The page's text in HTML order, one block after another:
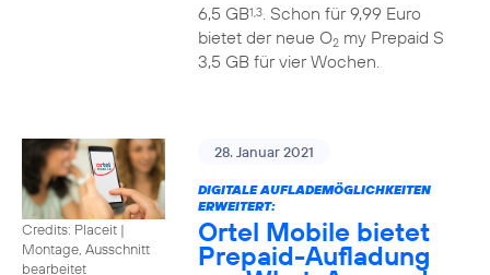
6,5 GB1,3. Schon für 9,99 Euro
bietet der neue O2my Prepaid S
3,5 GB für vier Wochen.
Credits: Placeit |
Montage, Ausschnitt
bearbeitet
28. Januar 2021
DIGITALE AUFLADEMÖGLICHKEITEN
ERWEITERT:
Ortel Mobile bietet
Prepaid-Aufladung